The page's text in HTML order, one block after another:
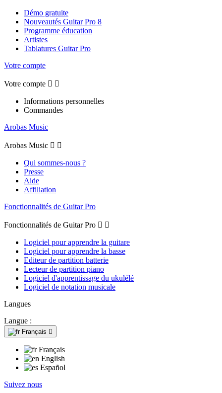
Démo gratuite
Nouveautés Guitar Pro 8
Programme éducation
Artistes
Tablatures Guitar Pro
Votre compte
Votre compte  
Informations personnelles
Commandes
Arobas Music
Arobas Music  
Qui sommes-nous ?
Presse
Aide
Affiliation
Fonctionnalités de Guitar Pro
Fonctionnalités de Guitar Pro  
Logiciel pour apprendre la guitare
Logiciel pour apprendre la basse
Editeur de partition batterie
Lecteur de partition piano
Logiciel d'apprentissage du ukulélé
Logiciel de notation musicale
Langues
Langue :
Français 
Français
English
Español
Suivez nous